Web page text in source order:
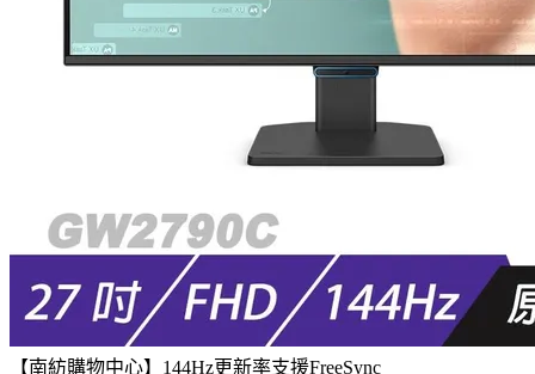
【南紡購物中心】144Hz更新率支援FreeSync